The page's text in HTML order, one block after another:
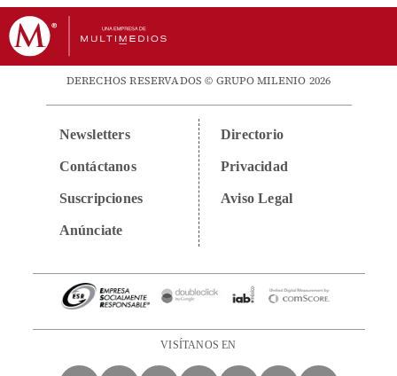
DERECHOS RESERVADOS © GRUPO MILENIO 2026
Newsletters
Contáctanos
Suscripciones
Anúnciate
Directorio
Privacidad
Aviso Legal
VISÍTANOS EN